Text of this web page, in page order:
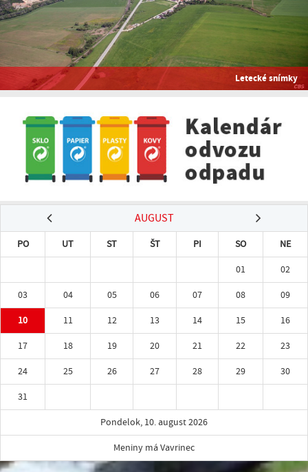
Letecké snímky
AUGUST
PO UT ST ŠT PI SO
NE
01
02
03
04 05 06 07 08
09
10
11 12 13 14 15
16
17
18 19 20 21 22
23
24
25 26 27 28 29
30
31
Pondelok, 10. august 2026
Meniny má Vavrinec